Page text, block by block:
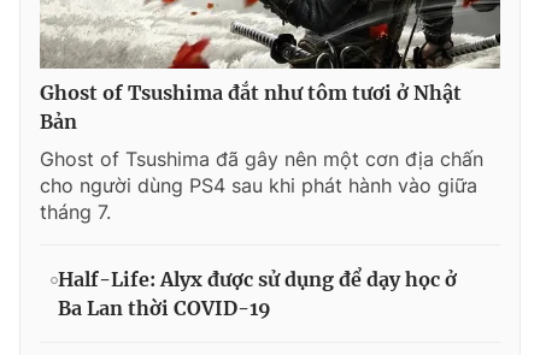
Ghost of Tsushima đắt như tôm tươi ở Nhật
Bản
Ghost of Tsushima đã gây nên một cơn địa chấn
cho người dùng PS4 sau khi phát hành vào giữa
tháng 7.
Half-Life: Alyx được sử dụng để dạy học ở
Ba Lan thời COVID-19